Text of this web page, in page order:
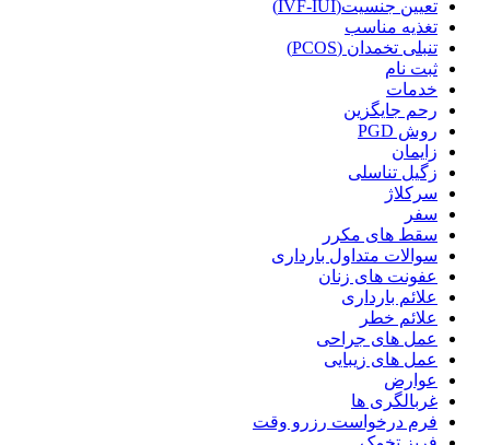
تعیین جنسیت(IVF-IUI)
تغذیه مناسب
تنبلی تخمدان (PCOS)
ثبت نام
خدمات
رحم جایگزین
روش PGD
زایمان
زگیل تناسلی
سرکلاژ
سفر
سقط های مکرر
سوالات متداول بارداری
عفونت های زنان
علائم بارداری
علائم خطر
عمل های جراحی
عمل های زیبایی
عوارض
غربالگری ها
فرم درخواست رزرو وقت